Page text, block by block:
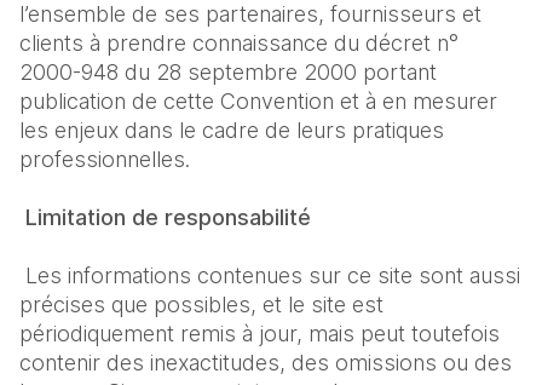
l’ensemble de ses partenaires, fournisseurs et
clients à prendre connaissance du décret n°
2000-948 du 28 septembre 2000 portant
publication de cette Convention et à en mesurer
les enjeux dans le cadre de leurs pratiques
professionnelles.
Limitation de responsabilité
Les informations contenues sur ce site sont aussi
précises que possibles, et le site est
périodiquement remis à jour, mais peut toutefois
contenir des inexactitudes, des omissions ou des